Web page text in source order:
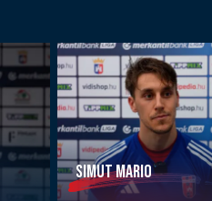
SIMUT MARIO